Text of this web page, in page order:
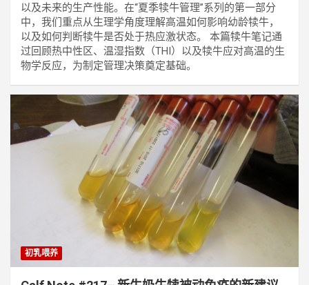
以及未来的生产性能。在“夏季犊牛管理”系列的第一部分
中，我们重点从生理学角度理解高温如何影响幼龄犊牛，
以及如何判断犊牛是否处于热应激状态。 本篇犊牛笔记通
过回顾热中性区、温湿指数（THI）以及犊牛应对高温的生
物学反应，为制定管理决策奠定基础。
初乳喂养